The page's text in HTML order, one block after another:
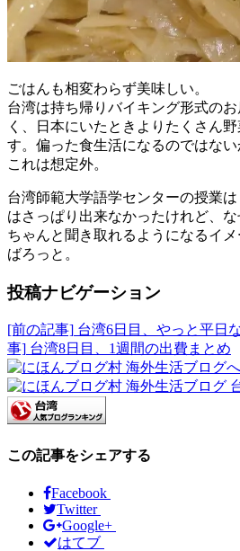
ごはんも相変わらず美味しい。
台湾は持ち帰りバイキング形式の
く、日本にいたときよりたくさん
す。偏った食生活になるのではない
これは想定外。
台湾師範大学語学センターの授業
はさっぱり出来なかったけれど、
ちゃんと聞き取れるようになるイ
ばろっと。
投稿ナビゲーション
[前の記事] 台湾6日目、やっと平日
事] 台湾8日目、1週間の出費まとめ
この記事をシェアする
Facebook
Twitter
Google+
はてブ